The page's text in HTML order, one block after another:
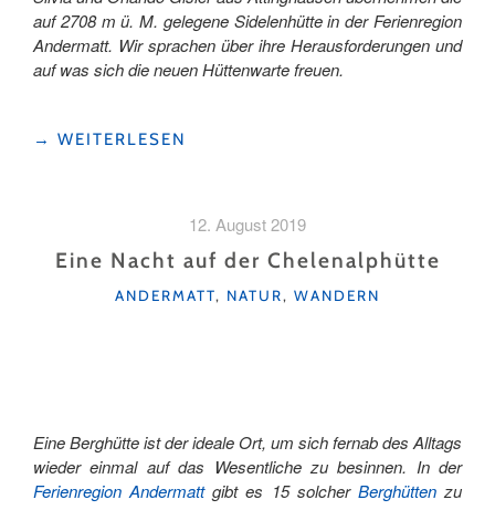
auf 2708 m ü. M. gelegene Sidelenhütte in der Ferienregion
Andermatt. Wir sprachen über ihre Herausforderungen und
auf was sich die neuen Hüttenwarte freuen.
"DIE
GELEGENEN
BERGHÜTTE"
→ WEITERLESEN
12. August 2019
Eine Nacht auf der Chelenalphütte
KATEGORIEN
ANDERMATT, NATUR, WANDERN
Eine Berghütte ist der ideale Ort, um sich fernab des Alltags
wieder einmal auf das Wesentliche zu besinnen. In der
Ferienregion Andermattgibt es 15 solcher Berghüttenzu